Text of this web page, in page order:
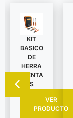
KIT
BASICO
DE
HERRA
MIENTA
S
VER
PRODUCTO